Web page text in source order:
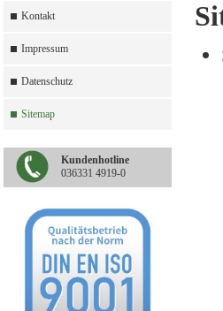
Kontakt
Impressum
Datenschutz
Sitemap
Kundenhotline
036331 4919-0